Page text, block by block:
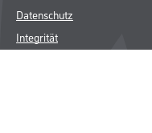
Datenschutz
Integrität